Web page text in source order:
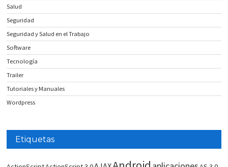
Salud
Seguridad
Seguridad y Salud en el Trabajo
Software
Tecnología
Trailer
Tutoriales y Manuales
Wordpress
Etiquetas